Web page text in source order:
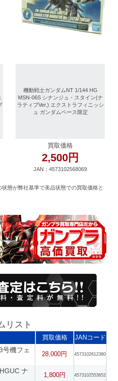
機動戦士ガンダムNT 1/144 HG
MSN-06S シナンジュ・スタイン(ナ
ラティブVer.) エクストラフィニッシ
ュ ガンダムベース限定
買取価格
2,500円
JAN：4573102568069
態が弊社基準で美品状態での買取価格と
リスト
買取価格 JANコード
号機フェ
28,000円 4573102612380
ナ
1,800円 4573102553652